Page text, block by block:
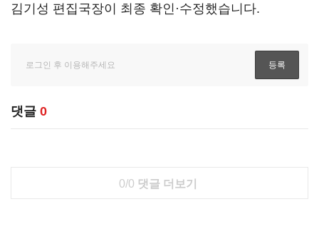
김기성 편집국장이 최종 확인·수정했습니다.
댓글 0
0/0 댓글 더보기